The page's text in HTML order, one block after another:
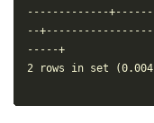
-------------
--
-----+
2 rows in set